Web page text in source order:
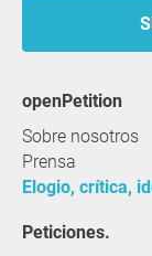
openPetition
Sobre nosotros
Prensa
Elogio, crítica,
Peticiones.